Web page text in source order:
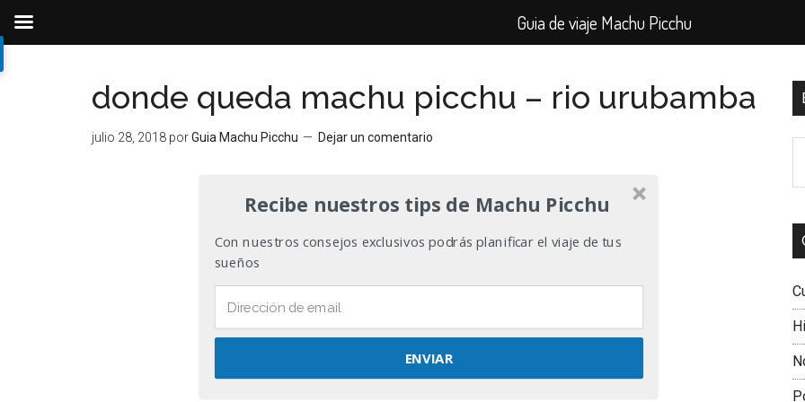
alaal
donde queda machu picchu – rio urubamba
julio 28, 2018 porGuia Machu Picchu Dejar un comentario
Recibe nuestros tips de Machu Picchu
Con nuestros consejos exclusivos podrás planificar el viaje de tus
sueños
ENVIAR
Guia de viaje Machu Picchu